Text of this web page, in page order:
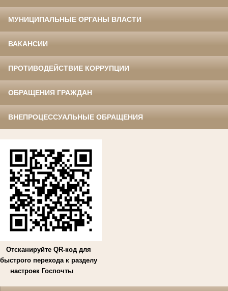
МУНИЦИПАЛЬНЫЕ ОРГАНЫ ВЛАСТИ
ВАКАНСИИ
ПРОТИВОДЕЙСТВИЕ КОРРУПЦИИ
ОБРАЩЕНИЯ ГРАЖДАН
ВНЕПРОЦЕССУАЛЬНЫЕ ОБРАЩЕНИЯ
Отсканируйте QR-код для
быстрого перехода к разделу
настроек Госпочты